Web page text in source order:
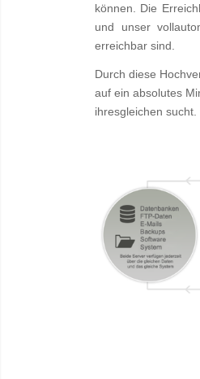
können. Die
und unser
erreichbar sind.
Durch diese
auf ein absolutes
ihresgleichen sucht.